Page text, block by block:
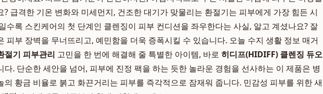
? 급격한 기온 변화와 미세먼지, 건조한 대기가 맞물리는 환절기는 피부에게 가장 힘든 시
수록 스킨케어의 첫 단계인 클렌징이 피부 컨디션을 좌우한다는 사실, 알고 계셨나요? 잘
피부 장벽을 무너뜨리고, 예민함을 더욱 증폭시킬 수 있습니다. 오늘 수지 생활 정보 매거
절기 피부관리 고민을 한 번에 해결해 줄 특별한 아이템, 바로 히디프(HIDIFF) 클렌징 듀오
다. 단순한 세안을 넘어, 피부에 진정 팩을 하는 듯한 놀라운 경험을 선사하는 이 제품은 병
의 황금 비율로 붉고 화끈거리는 피부를 즉각적으로 잠재워 줍니다. 민감성 피부를 위한 새